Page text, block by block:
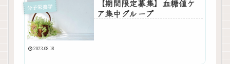
分子栄養学
【期間限定募集】血糖値ケ
ア集中グループ
2023.08.18